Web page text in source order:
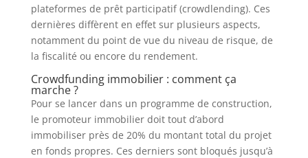
plateformes de prêt participatif (crowdlending). Ces
dernières diffèrent en effet sur plusieurs aspects,
notamment du point de vue du niveau de risque, de
la fiscalité ou encore du rendement.
Crowdfunding immobilier : comment ça
marche ?
Pour se lancer dans un programme de construction,
le promoteur immobilier doit tout d’abord
immobiliser près de 20% du montant total du projet
en fonds propres. Ces derniers sont bloqués jusqu’à